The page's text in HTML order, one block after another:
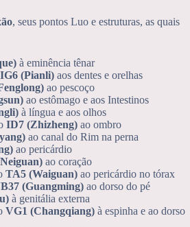
, seus pontos Luo e estruturas, as quais
à eminência tênar
IG6 (Pianli) aos dentes e orelhas
ao pescoço
ao estômago e aos Intestinos
à língua e aos olhos
ID7 (Zhizheng) ao ombro
ao canal do Rim na perna
ao pericárdio
ao coração
TA5 (Waiguan) ao pericárdio no tórax
(Guangming) ao dorso do pé
à genitália externa
VG1 (Changqiang) à espinha e ao dorso